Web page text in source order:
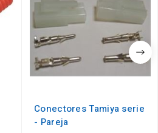
Conectores Tamiya serie
- Pareja